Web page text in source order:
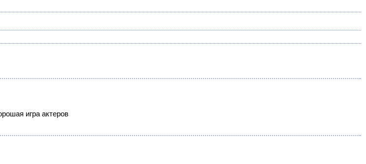
игра актеров